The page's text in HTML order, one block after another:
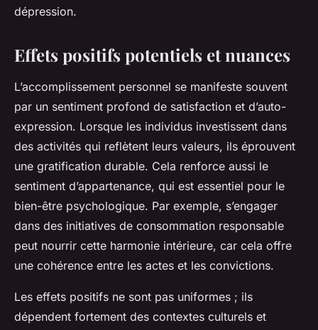
dépression.
Effets positifs potentiels et nuances
L’accomplissement personnel se manifeste souvent
par un sentiment profond de satisfaction et d’auto-
expression. Lorsque les individus investissent dans
des activités qui reflètent leurs valeurs, ils éprouvent
une gratification durable. Cela renforce aussi le
sentiment d’appartenance, qui est essentiel pour le
bien-être psychologique. Par exemple, s’engager
dans des initiatives de consommation responsable
peut nourrir cette harmonie intérieure, car cela offre
une cohérence entre les actes et les convictions.
Les effets positifs ne sont pas uniformes ; ils
dépendent fortement des contextes culturels et